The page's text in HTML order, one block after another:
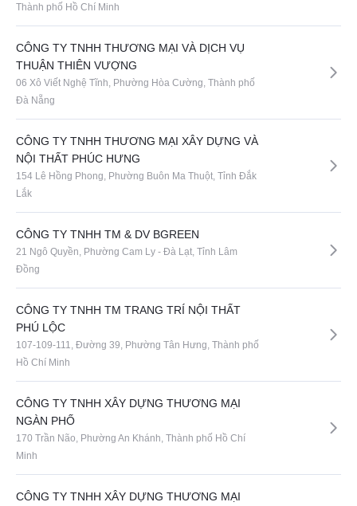
Thành phố Hồ Chí Minh
CÔNG TY TNHH THƯƠNG MẠI VÀ DỊCH VỤ
THUẬN THIÊN VƯỢNG
06 Xô Viết Nghệ Tĩnh, Phường Hòa Cường, Thành phố
Đà Nẵng
CÔNG TY TNHH THƯƠNG MẠI XÂY DỰNG VÀ
NỘI THẤT PHÚC HƯNG
154 Lê Hồng Phong, Phường Buôn Ma Thuột, Tỉnh Đắk
Lắk
CÔNG TY TNHH TM & DV BGREEN
21 Ngô Quyền, Phường Cam Ly - Đà Lạt, Tỉnh Lâm
Đồng
CÔNG TY TNHH TM TRANG TRÍ NỘI THẤT
PHÚ LỘC
107-109-111, Đường 39, Phường Tân Hưng, Thành phố
Hồ Chí Minh
CÔNG TY TNHH XÂY DỰNG THƯƠNG MẠI
NGÀN PHỐ
170 Trần Não, Phường An Khánh, Thành phố Hồ Chí
Minh
CÔNG TY TNHH XÂY DỰNG THƯƠNG MẠI